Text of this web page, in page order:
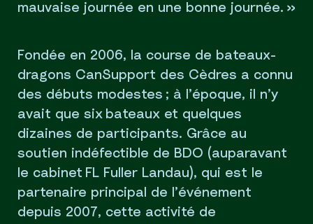
mauvaise journée en une bonne journée. »
Fondée en 2006, la course de bateaux-
dragons CanSupport des Cèdres a connu
des débuts modestes ; à l’époque, il n’y
avait que six bateaux et quelques
dizaines de participants. Grâce au
soutien indéfectible de BDO (auparavant
le cabinet FL Fuller Landau), qui est le
partenaire principal de l’événement
depuis 2007, cette activité de